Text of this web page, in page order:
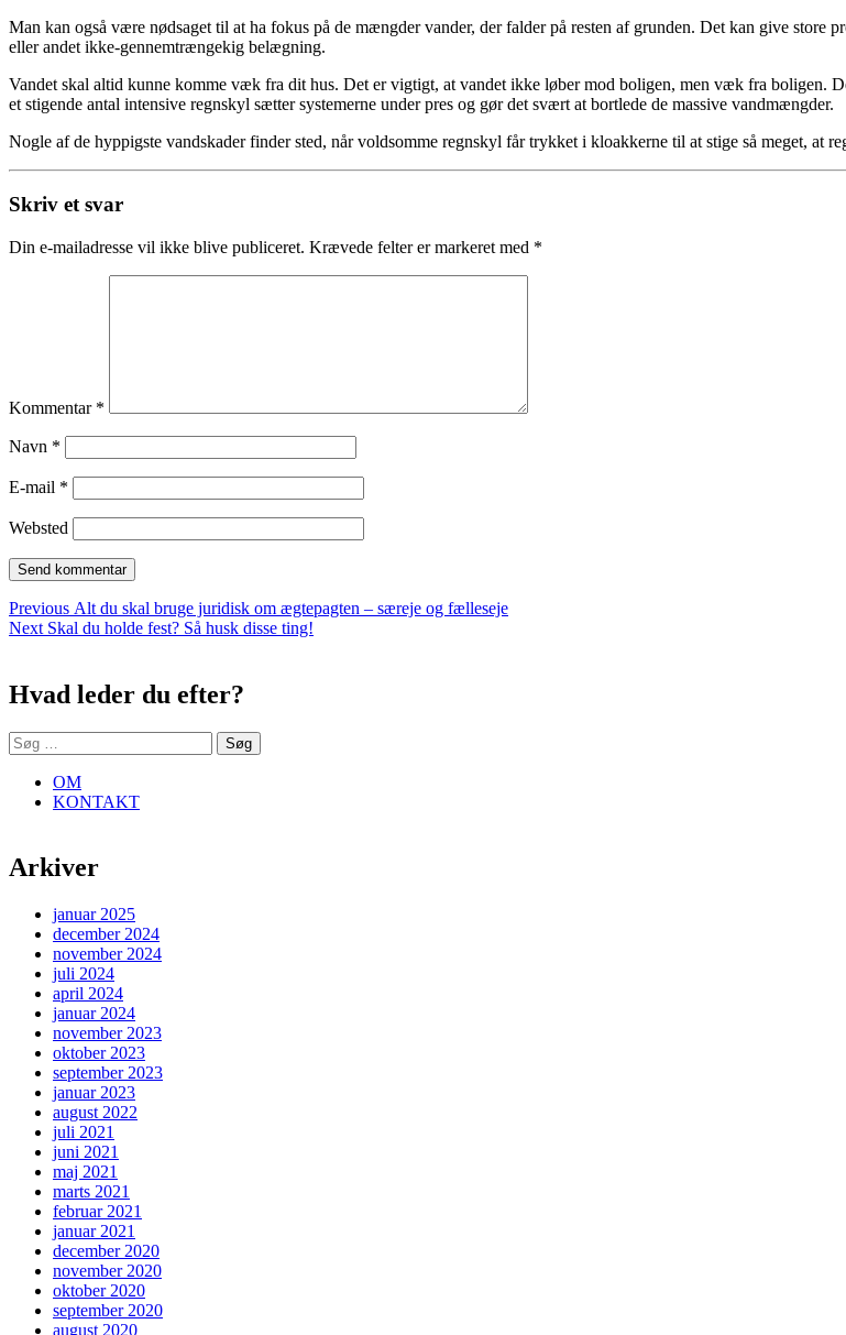
Man kan også være nødsaget til at ha fokus på de mængder vander, der falder på resten af grunden. Det kan give
eller andet ikke-gennemtrængekig belægning.
Vandet skal altid kunne komme væk fra dit hus. Det er vigtigt, at vandet ikke løber mod boligen, men væk fra boligen.
et stigende antal intensive regnskyl sætter systemerne under pres og gør det svært at bortlede de massive vandmængder.
Nogle af de hyppigste vandskader finder sted, når voldsomme regnskyl får trykket i kloakkerne til at stige så meget, at
Skriv et svar
Din e-mailadresse vil ikke blive publiceret. Krævede felter er markeret med *
Kommentar *
Navn *
E-mail *
Websted
Indlægsnavigation
Previous Previous
post:
Alt du skal bruge juridisk om ægtepagten – særeje og fælleseje
Next Next
Skal du holde fest? Så husk disse ting!
Hvad leder du efter?
Søg
efter:
OM
KONTAKT
Arkiver
januar 2025
december 2024
november 2024
juli 2024
april 2024
januar 2024
november 2023
oktober 2023
september 2023
januar 2023
august 2022
juli 2021
juni 2021
maj 2021
marts 2021
februar 2021
januar 2021
december 2020
november 2020
oktober 2020
september 2020
august 2020